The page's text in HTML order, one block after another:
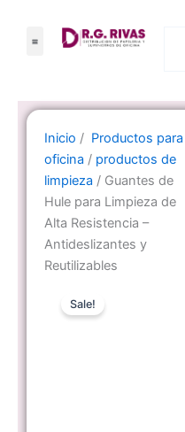
Inicio / Productos para
oficina / productos de
limpieza / Guantes de
Hule para Limpieza de
Alta Resistencia –
Antideslizantes y
Reutilizables
Sale!